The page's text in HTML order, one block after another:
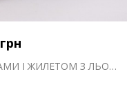
грн
ЖІНОЧИЙ ЛІТНІЙ КОСТЮМ З ШОРТАМИ І ЖИЛЕТОМ З ЛЬОНУ РОЖЕВИЙ